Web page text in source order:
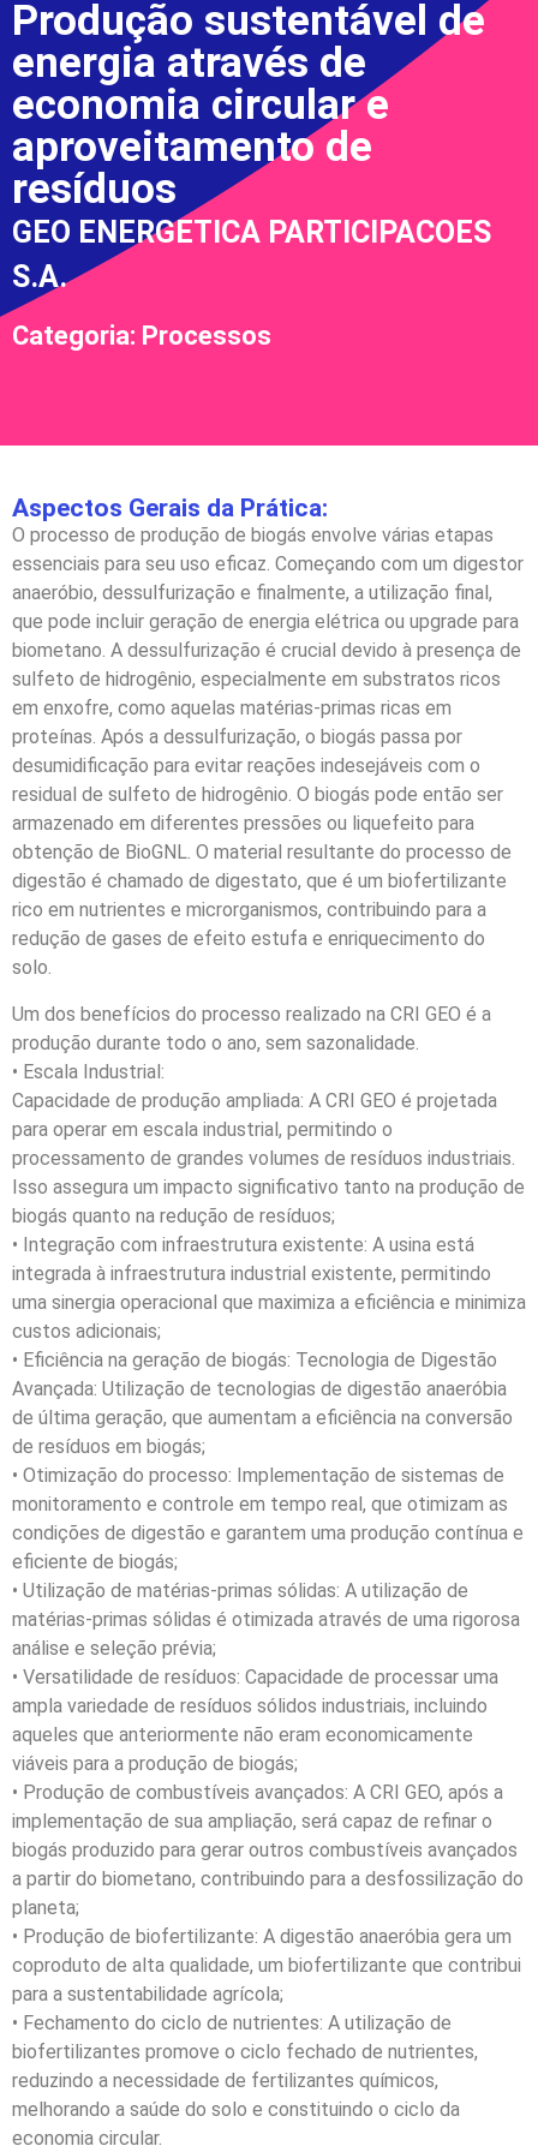
Produção sustentável de
energia através de
economia circular e
aproveitamento de
resíduos
GEO ENERGETICA PARTICIPACOES
S.A.
Categoria: Processos
Aspectos Gerais da Prática:
O processo de produção de biogás envolve várias etapas
essenciais para seu uso eficaz. Começando com um digestor
anaeróbio, dessulfurização e finalmente, a utilização final,
que pode incluir geração de energia elétrica ou upgrade para
biometano. A dessulfurização é crucial devido à presença de
sulfeto de hidrogênio, especialmente em substratos ricos
em enxofre, como aquelas matérias-primas ricas em
proteínas. Após a dessulfurização, o biogás passa por
desumidificação para evitar reações indesejáveis com o
residual de sulfeto de hidrogênio. O biogás pode então ser
armazenado em diferentes pressões ou liquefeito para
obtenção de BioGNL. O material resultante do processo de
digestão é chamado de digestato, que é um biofertilizante
rico em nutrientes e microrganismos, contribuindo para a
redução de gases de efeito estufa e enriquecimento do
solo.
Um dos benefícios do processo realizado na CRI GEO é a
produção durante todo o ano, sem sazonalidade.
• Escala Industrial:
Capacidade de produção ampliada: A CRI GEO é projetada
para operar em escala industrial, permitindo o
processamento de grandes volumes de resíduos industriais.
Isso assegura um impacto significativo tanto na produção de
biogás quanto na redução de resíduos;
• Integração com infraestrutura existente: A usina está
integrada à infraestrutura industrial existente, permitindo
uma sinergia operacional que maximiza a eficiência e minimiza
custos adicionais;
• Eficiência na geração de biogás: Tecnologia de Digestão
Avançada: Utilização de tecnologias de digestão anaeróbia
de última geração, que aumentam a eficiência na conversão
de resíduos em biogás;
• Otimização do processo: Implementação de sistemas de
monitoramento e controle em tempo real, que otimizam as
condições de digestão e garantem uma produção contínua e
eficiente de biogás;
• Utilização de matérias-primas sólidas: A utilização de
matérias-primas sólidas é otimizada através de uma rigorosa
análise e seleção prévia;
• Versatilidade de resíduos: Capacidade de processar uma
ampla variedade de resíduos sólidos industriais, incluindo
aqueles que anteriormente não eram economicamente
viáveis para a produção de biogás;
• Produção de combustíveis avançados: A CRI GEO, após a
implementação de sua ampliação, será capaz de refinar o
biogás produzido para gerar outros combustíveis avançados
a partir do biometano, contribuindo para a desfossilização do
planeta;
• Produção de biofertilizante: A digestão anaeróbia gera um
coproduto de alta qualidade, um biofertilizante que contribui
para a sustentabilidade agrícola;
• Fechamento do ciclo de nutrientes: A utilização de
biofertilizantes promove o ciclo fechado de nutrientes,
reduzindo a necessidade de fertilizantes químicos,
melhorando a saúde do solo e constituindo o ciclo da
economia circular.